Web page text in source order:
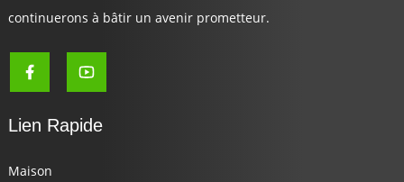
continuerons à bâtir un avenir prometteur.
Lien Rapide
Maison